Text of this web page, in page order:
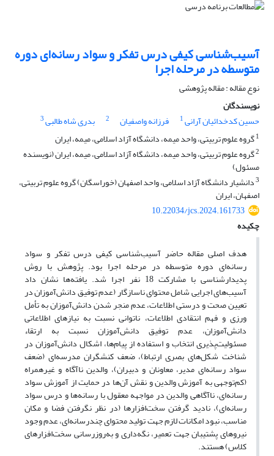
آسیب‌شناسی کیفی درس تفکر و سواد رسانه‌ای دوره
متوسطه در مرحله اجرا
نوع مقاله : مقاله پژوهشی
نویسندگان
حسین کدخدائیان آرانی1 فرزانه واصفیان 2 بدری شاه طالبی3
1گروه علوم تربیتی، واحد میمه، دانشگاه آزاد اسلامی، میمه، ایران
2گروه علوم تربیتی، واحد میمه، دانشگاه آزاد اسلامی، میمه، ایران (نویسنده
مسئول)
3دانشیار دانشگاه آزاد اسلامی، واحد اصفهان (خوراسگان) گروه علوم تربیتی،
اصفهان، ایران
10.22034/jcs.2024.161733
چکیده
هدف اصلی مقاله حاضر آسیب‌شناسی کیفی درس تفکر و سواد
رسانه‌ای دوره متوسطه در مرحله اجرا بود. پژوهش با روش
پدیدارشناسی با مشارکت 18 نفر اجرا شد. یافته‌ها نشان داد
آسیب‌های اجرایی شامل محتوای ناسازگار (عدم توفیق دانش‌آموزان در
تعیین صحت و درستی اطلاعات، عدم منجر شدن دانش‌آموزان به تأمل
ورزی و فهم انتقادی اطلاعات، ناتوانی نسبت به نیازهای اطلاعاتی
دانش‌آموزان، عدم توفیق دانش‌آموزان نسبت به ارتقاء
مسئولیت‌پذیری انتخاب و استفاده از پیام‌ها، اشکال دانش‌آموزان در
شناخت شکل‌های بصری ارتباط)، ضعف کنشگران مدرسه‌ای (ضعف
سواد رسانه‌ای مدیر، معاونان و دبیران)، والدین ناآگاه و غیرهمراه
(کم‌توجهی به آموزش والدین و نقش آن‌ها در حمایت از آموزش سواد
رسانه‌ای، ناآگاهی والدین در مواجهه معقول با رسانه‌ها و درس سواد
رسانه‌ای)، نادید گرفتن سخت‌افزارها (در نظر نگرفتن فضا و مکان
مناسب، نبود امکانات لازم جهت تولید محتوای چندرسانه‌ای، عدم وجود
نیروهای پشتیبان جهت تعمیر، نگه‌داری و به‌روزرسانی سخت‌افزارهای
کلاس) هستند.